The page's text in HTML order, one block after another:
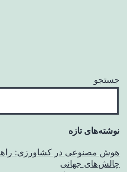
جستجو
نوشته‌های تازه
هوش مصنوعی در کشاورزی:
چالش‌های جهانی